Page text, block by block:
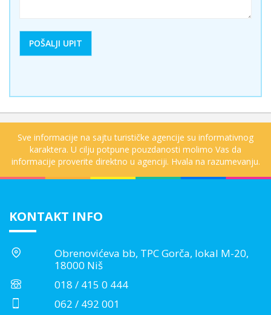
Sve informacije na sajtu turističke agencije su informativnog
karaktera. U cilju potpune pouzdanosti molimo Vas da
informacije proverite direktno u agenciji. Hvala na razumevanju.
KONTAKT INFO
Obrenovićeva bb, TPC Gorča, lokal M-20,
18000 Niš
018 / 415 0 444
062 / 492 001